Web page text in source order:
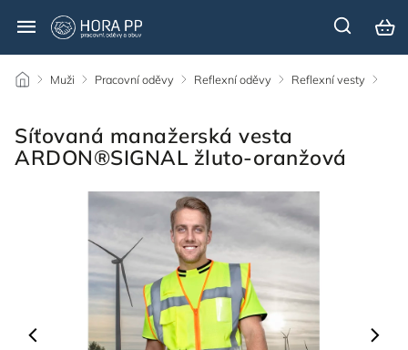
/ Muži / Pracovní oděvy / Reflexní oděvy / Reflexní vesty /
Síťovaná manažerská vesta
ARDON®SIGNAL žluto-oranžová